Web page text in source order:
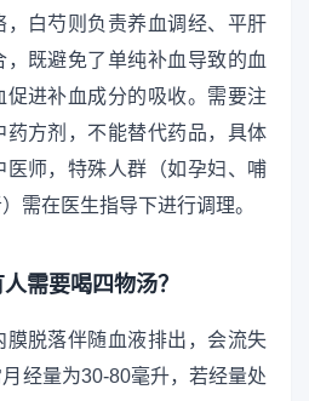
，白芍则负责养血调经、平肝
，既避免了单纯补血导致的血
进补血成分的吸收。需要注
药方剂，不能替代药品，具体
医师，特殊人群（如孕妇、哺
需在医生指导下进行调理。
需要喝四物汤？
膜脱落伴随血液排出，会流失
经量为30-80毫升，若经量处